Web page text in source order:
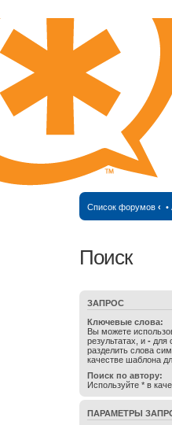
Список форумов ‹ •
Поиск
ЗАПРОС
Ключевые слова:
Вы можете
результатах, и -для
разделить слова
качестве шаблона
Поиск по автору:
Используйте * в
ПАРАМЕТРЫ